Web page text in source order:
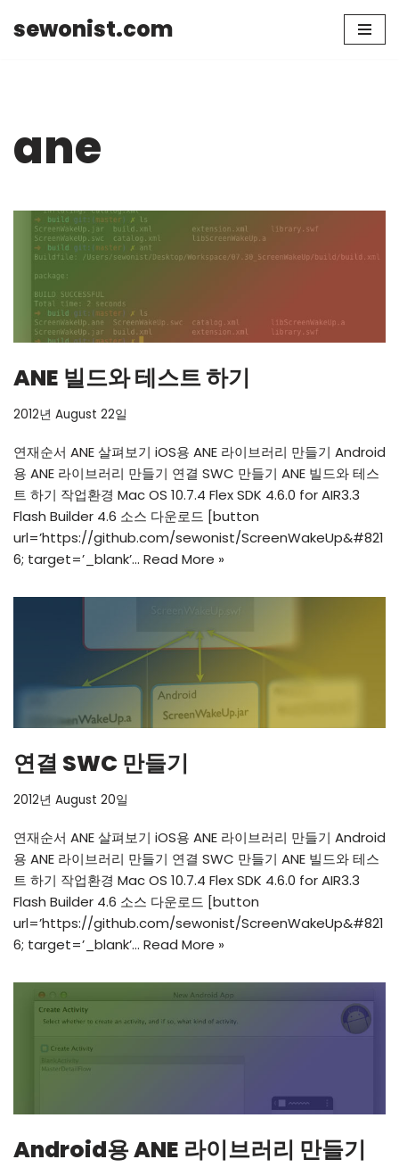
sewonist.com
ane
ANE 빌드와 테스트 하기
2012년 August 22일
연재순서 ANE 살펴보기 iOS용 ANE 라이브러리 만들기 Android
용 ANE 라이브러리 만들기 연결 SWC 만들기 ANE 빌드와 테스
트 하기 작업환경 Mac OS 10.7.4 Flex SDK 4.6.0 for AIR3.3
Flash Builder 4.6 소스 다운로드 [button
url=’https://github.com/sewonist/ScreenWakeUp&#821
6; target=’_blank’… Read More »
연결 SWC 만들기
2012년 August 20일
연재순서 ANE 살펴보기 iOS용 ANE 라이브러리 만들기 Android
용 ANE 라이브러리 만들기 연결 SWC 만들기 ANE 빌드와 테스
트 하기 작업환경 Mac OS 10.7.4 Flex SDK 4.6.0 for AIR3.3
Flash Builder 4.6 소스 다운로드 [button
url=’https://github.com/sewonist/ScreenWakeUp&#821
6; target=’_blank’… Read More »
Android용 ANE 라이브러리 만들기